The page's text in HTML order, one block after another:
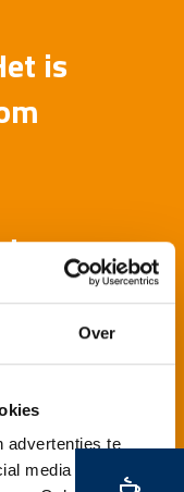
Over
advertenties te
media te bieden
is
te